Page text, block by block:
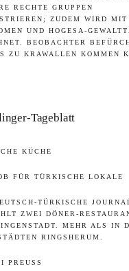
RECHTE GRUPPEN
ZUDEM WIRD MIT
UND HOGESA-
BEOBACHTER
ZU KRAWALLEN KOMMEN
Tageblatt
KÜCHE
FÜR TÜRKISCHE LOKALE
TÜRKISCHE
ZWEI DÖNER-
MEHR ALS IN
RINGSHERUM.
PREUSS